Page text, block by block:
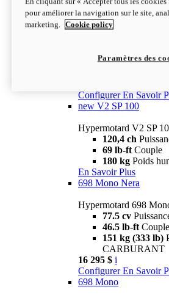
Configurer En Savoir
newV2 SP
69 lb-ftCouple
Poids
Configurer En Savoir
new V2 SP 100
Hypermotard V2 SP
120,4 ch
69 lb-ft Couple
180 kg Poids
En Savoir Plus
698 Mono Nera
Hypermotard 698
77.5 cv
46.5 lb-ft Couple
151 kg (333 lb)
CARBURANT
16 295 $ i
Configurer En Savoir
698 Mono
pour améliorer la navigation sur le site,
marketing.
Cookie policy
Paramètres des